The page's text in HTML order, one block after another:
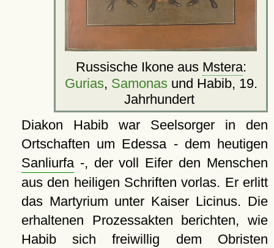
Russische Ikone aus Mstera:
Gurias, Samonasund Habib, 19.
Jahrhundert
Diakon Habib war Seelsorger in den
Ortschaften um Edessa - dem heutigen
Sanliurfa-, der voll Eifer den Menschen
aus den heiligen Schriften vorlas. Er erlitt
das Martyrium unter Kaiser Licinus. Die
erhaltenen Prozessakten berichten, wie
Habib sich freiwillig dem Obristen